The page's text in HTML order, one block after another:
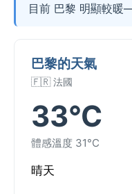
目前 巴黎 明顯較暖
巴黎的天氣
🇫🇷 法國
33°C
體感溫度 31°C
晴天